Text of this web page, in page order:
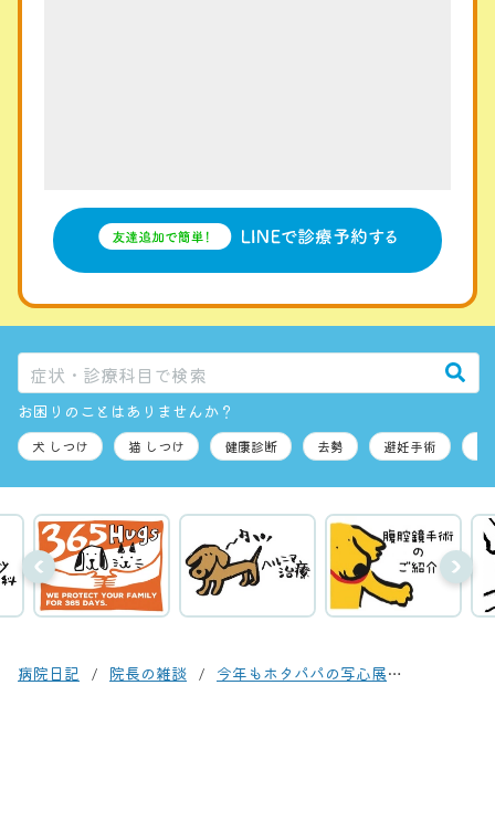
お困りのことはありませんか？
病院日記 院長の雑談 今年もホタパパの写心展が決まりました！